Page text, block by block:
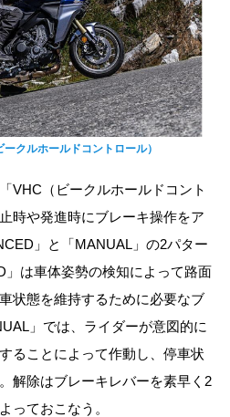
クルホールドコントロール）
VHC（ビークルホールドコント
時や発進時にブレーキ操作をア
」と「MANUAL」の2パター
」は車体姿勢の検知によって路面
状態を維持するために必要なブ
」では、ライダーが意図的に
ることによって作動し、停車状
解除はブレーキレバーを素早く2
っておこなう。